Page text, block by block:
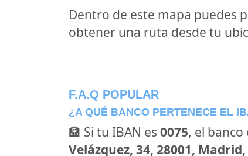
Dentro de este mapa puedes
obtener una ruta desde tu
F.A.Q POPULAR
¿A QUÉ BANCO PERTENECE EL
🏦 Si tu IBAN es 0075, el
Velázquez, 34, 28001,